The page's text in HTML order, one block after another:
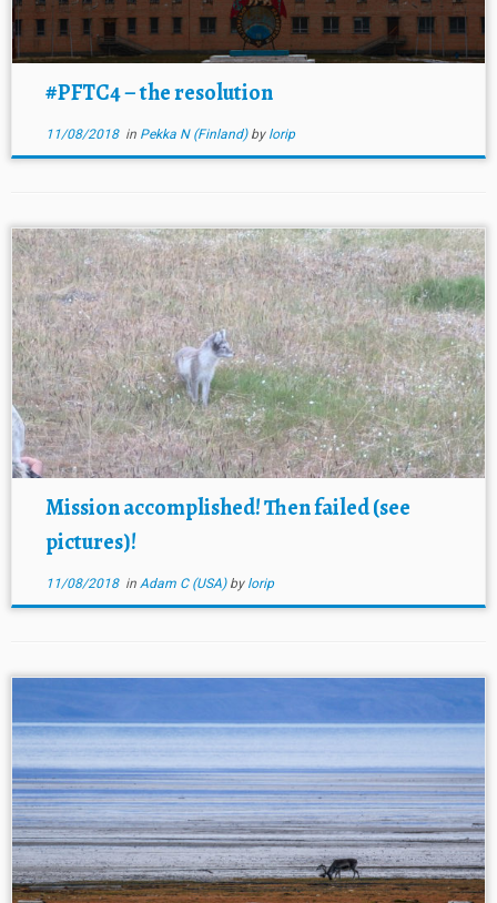
#PFTC4 – the resolution
11/08/2018in Pekka N (Finland) by lorip
Mission accomplished! Then failed (see
pictures)!
11/08/2018in Adam C (USA) by lorip